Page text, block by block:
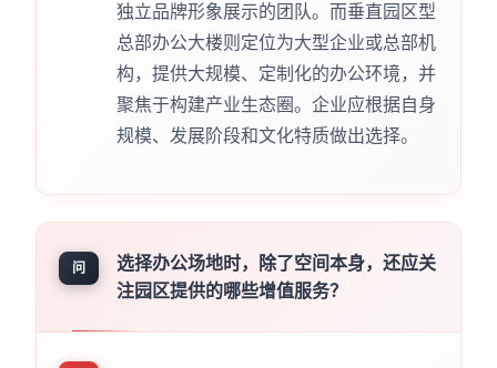
独立品牌形象展示的团队。而垂直园区型
总部办公大楼则定位为大型企业或总部机
构，提供大规模、定制化的办公环境，并
聚焦于构建产业生态圈。企业应根据自身
规模、发展阶段和文化特质做出选择。
问
选择办公场地时，除了空间本身，还应关
注园区提供的哪些增值服务？